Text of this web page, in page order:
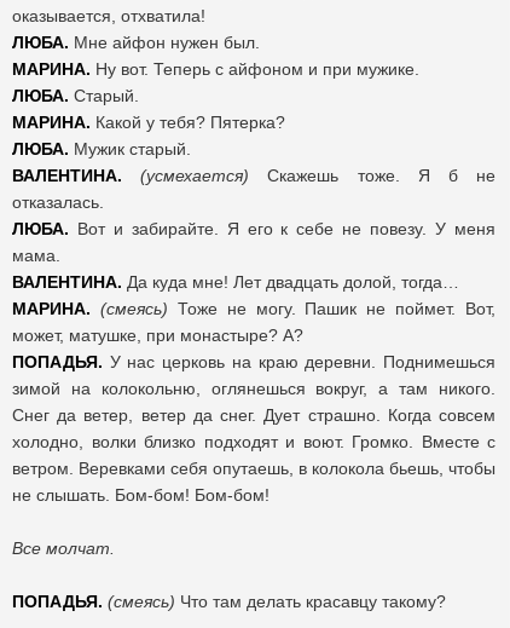
оказывается, отхватила!
ЛЮБА. Мне айфон нужен был.
МАРИНА. Ну вот. Теперь с айфоном и при мужике.
ЛЮБА. Старый.
МАРИНА. Какой у тебя? Пятерка?
ЛЮБА. Мужик старый.
ВАЛЕНТИНА.(усмехается) Скажешь тоже. Я б не
отказалась.
ЛЮБА. Вот и забирайте. Я его к себе не повезу. У меня
мама.
ВАЛЕНТИНА. Да куда мне! Лет двадцать долой, тогда…
МАРИНА. (смеясь) Тоже не могу. Пашик не поймет. Вот,
может, матушке, при монастыре? А?
ПОПАДЬЯ. У нас церковь на краю деревни. Поднимешься
зимой на колокольню, оглянешься вокруг, а там никого.
Снег да ветер, ветер да снег. Дует страшно. Когда совсем
холодно, волки близко подходят и воют. Громко. Вместе с
ветром. Веревками себя опутаешь, в колокола бьешь, чтобы
не слышать. Бом-бом! Бом-бом!
Все молчат.
ПОПАДЬЯ. (смеясь) Что там делать красавцу такому?